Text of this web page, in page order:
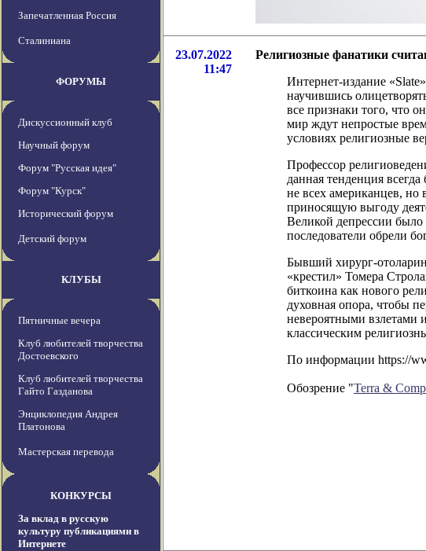
Запечатленная Россия
Сталиниана
ФОРУМЫ
Дискуссионный клуб
Научный форум
Форум "Русская идея"
Форум "Курск"
Исторический форум
Детский форум
КЛУБЫ
Пятничные вечера
Клуб любителей творчества
Достоевского
Клуб любителей творчества
Гайто Газданова
Энциклопедия Андрея
Платонова
Мастерская перевода
КОНКУРСЫ
За вклад в русскую
культуру публикациями в
Интернете
23.07.2022
11:47
Религиозные фанатики
Интернет-издание
научившись
все признаки того, что
мир ждут непростые
условиях религиозные
Профессор
данная тенденция
не всех американцев, но
приносящую выгоду
Великой депрессии было
последователи обрели
Бывший хирург-
«крестил» Томера
биткоина как нового
духовная опора, чтобы
невероятными взлетами
классическим
По информации https://
Обозрение "Terra & Comp